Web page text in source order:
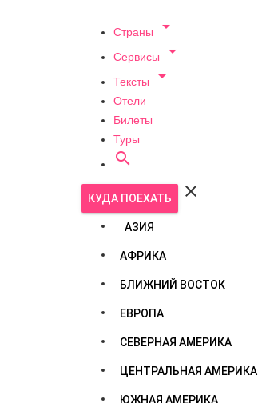
Страны 
Сервисы 
Тексты 
Отели
Билеты
Туры

КУДА ПОЕХАТЬ 
АЗИЯ
АФРИКА
БЛИЖНИЙ ВОСТОК
ЕВРОПА
СЕВЕРНАЯ АМЕРИКА
ЦЕНТРАЛЬНАЯ АМЕРИКА
ЮЖНАЯ АМЕРИКА